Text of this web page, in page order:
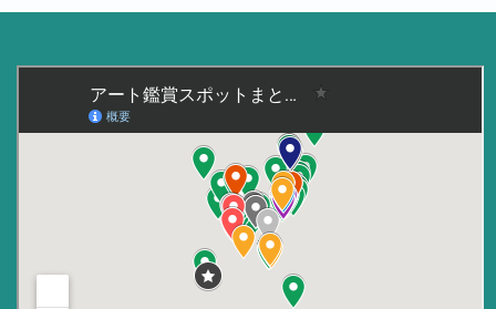
アート探究
用語解説
データ・メディア